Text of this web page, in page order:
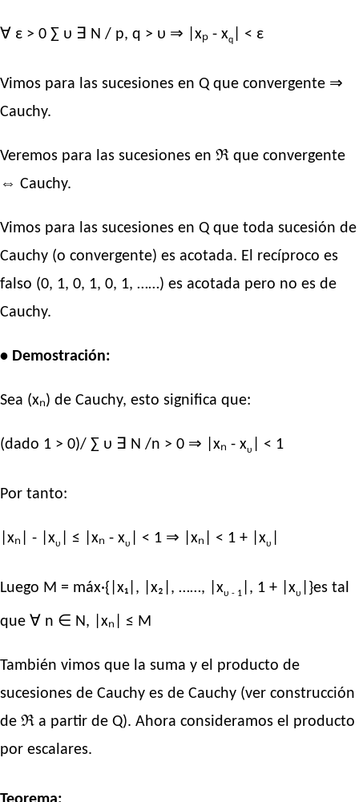
∀ ε > 0 ∑ υ ∃ N / p, q > υ ⇒ |xₚ - xq | < ε
Vimos para las sucesiones en Q que convergente ⇒
Cauchy.
Veremos para las sucesiones en ℜ que convergente
⇔ Cauchy.
Vimos para las sucesiones en Q que toda sucesión de
Cauchy (o convergente) es acotada. El recíproco es
falso (0, 1, 0, 1, 0, 1, ……) es acotada pero no es de
Cauchy.
• Demostración:
Sea (xₙ) de Cauchy, esto significa que:
(dado 1 > 0)/ ∑ υ ∃ N /n > 0 ⇒ |xₙ - xυ | < 1
Por tanto:
|xₙ| - |xυ | ≤ |xₙ - xυ | < 1 ⇒ |xₙ| < 1 + |xυ
Luego M = máx·{|x₁|, |x₂|, ……, |xυ - 1 |, 1 + |xυ |}es tal
que ∀ n ∈ N, |xₙ| ≤ M
También vimos que la suma y el producto de
sucesiones de Cauchy es de Cauchy (ver construcción
de ℜ a partir de Q). Ahora consideramos el producto
por escalares.